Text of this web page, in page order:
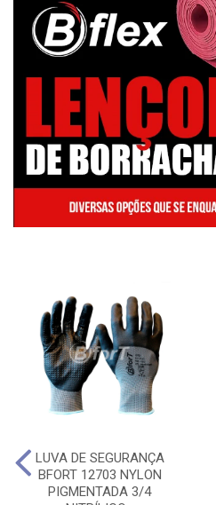
LUVA DE SEGURANÇA
BFORT 12703 NYLON
PIGMENTADA 3/4